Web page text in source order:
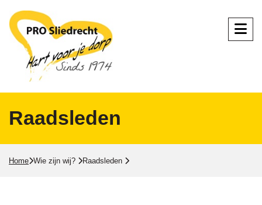
Raadsleden
Home Wie zijn wij? Raadsleden